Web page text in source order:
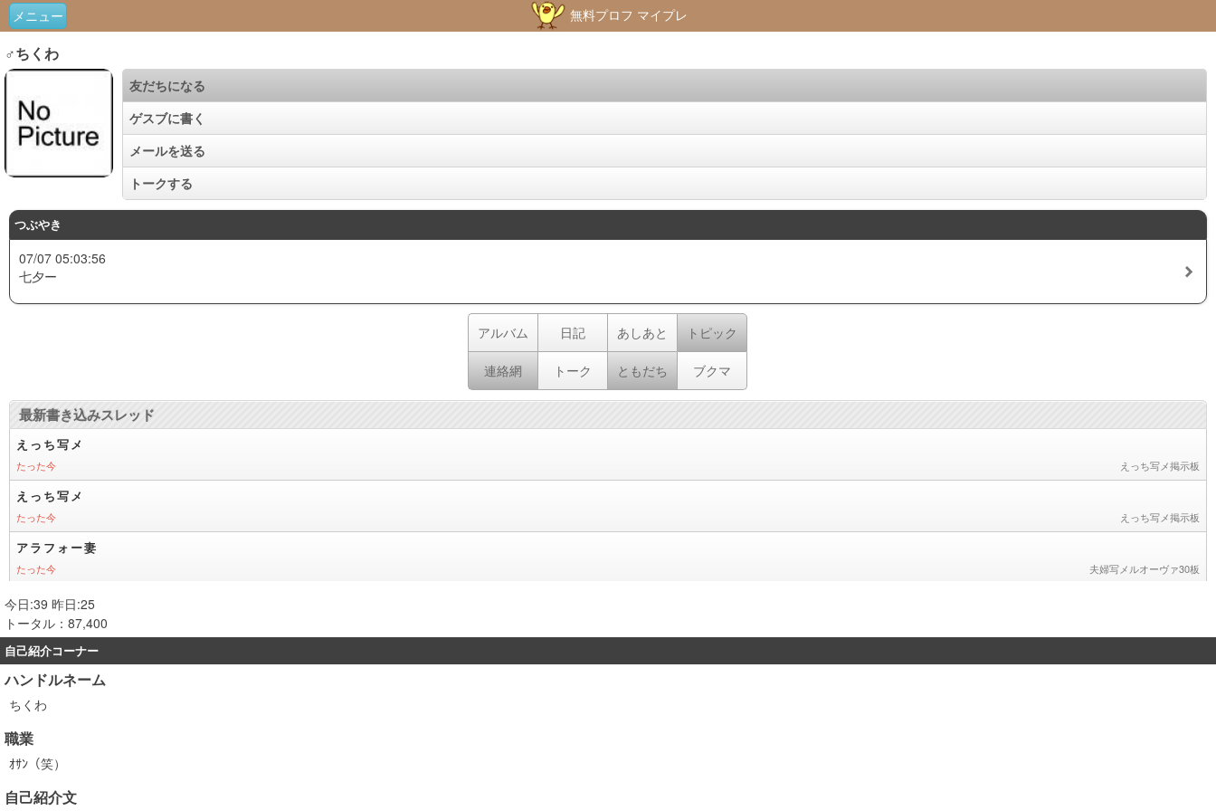
メニュー 無料プロフ マイプレ
♂ちくわ
友だちになる
ゲスブに書く
メールを送る
トークする
つぶやき
07/07 05:03:56
七夕ー
アルバム 日記 あしあと トピック
連絡網 トーク ともだち ブクマ
今日:39 昨日:25
トータル：87,400
自己紹介コーナー
ハンドルネーム
ちくわ
職業
ｵｻﾝ（笑）
自己紹介文